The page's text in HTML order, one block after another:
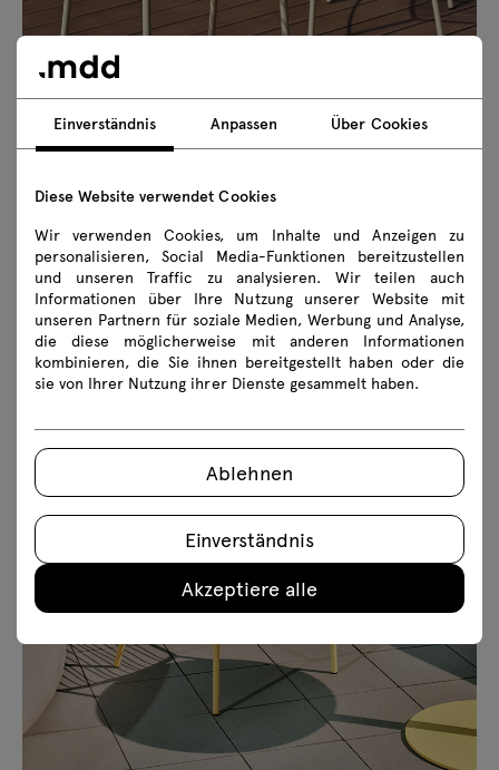
Einverständnis Anpassen Über Cookies
Diese Website verwendet Cookies
Wir verwenden Cookies, um Inhalte und Anzeigen zu
personalisieren, Social Media-Funktionen bereitzustellen
und unseren Traffic zu analysieren. Wir teilen auch
Informationen über Ihre Nutzung unserer Website mit
unseren Partnern für soziale Medien, Werbung und Analyse,
die diese möglicherweise mit anderen Informationen
kombinieren, die Sie ihnen bereitgestellt haben oder die
sie von Ihrer Nutzung ihrer Dienste gesammelt haben.
Ablehnen
Einverständnis
Akzeptiere alle